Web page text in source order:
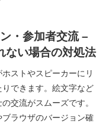
・参加者交流 –
ない場合の対処法
ストやスピーカーにリ
できます。絵文字など
交流がスムーズです。
ラウザのバージョン確